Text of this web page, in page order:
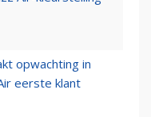
opwachting in
eerste klant